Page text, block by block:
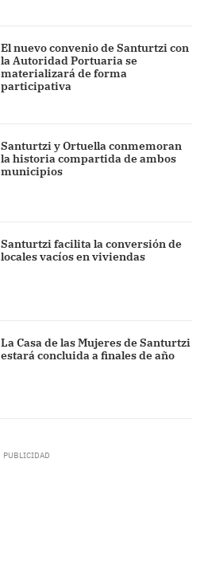
El nuevo convenio de Santurtzi con
la Autoridad Portuaria se
materializará de forma
participativa
Santurtzi y Ortuella conmemoran
la historia compartida de ambos
municipios
Santurtzi facilita la conversión de
locales vacíos en viviendas
La Casa de las Mujeres de Santurtzi
estará concluida a finales de año